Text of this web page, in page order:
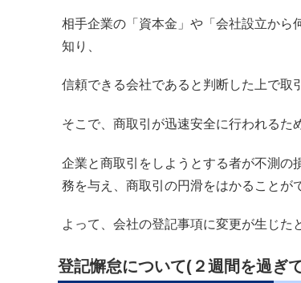
相手企業の「資本金」や「会社設立から
知り、
信頼できる会社であると判断した上で取
そこで、商取引が迅速安全に行われるた
企業と商取引をしようとする者が不測の
務を与え、商取引の円滑をはかることが
よって、会社の登記事項に変更が生じた
登記懈怠について(２週間を過ぎ